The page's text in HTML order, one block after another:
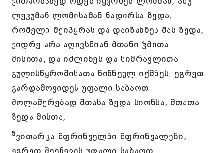
ლეკუმან ლომისამან ნადირსა ზედა,
რომელი შეიპყრას და დაიზახნეს მას ზედა,
ვიდრე არა აღივსნიან მთანი ჴმითა
მისითა, და იძლინეს და სიმრავლითა
გულისწყრომისათა წიწნეულ იქმნეს, ეგრეთ
გარდამოვიდეს უფალი საბაოთ
მოლაშქრებად მთასა ზედა სიონსა, მთათა
ზედა მისთა,
5ვითარცა მფრინველნი მფრინვალენი,
ეგრეთ შეეწევის უფალი საბაოთ